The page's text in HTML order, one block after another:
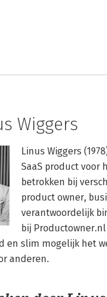
Wiggers
Linus Wiggers
SaaS product voor
betrokken bij
product owner,
verantwoordelijk
bij
en slim mogelijk het
anderen.